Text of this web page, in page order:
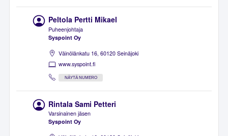
Peltola Pertti Mikael
Puheenjohtaja
Syspoint Oy
Väinölänkatu 16, 60120 Seinäjoki
www.syspoint.fi
NÄYTÄ NUMERO
Rintala Sami Petteri
Varsinainen jäsen
Syspoint Oy